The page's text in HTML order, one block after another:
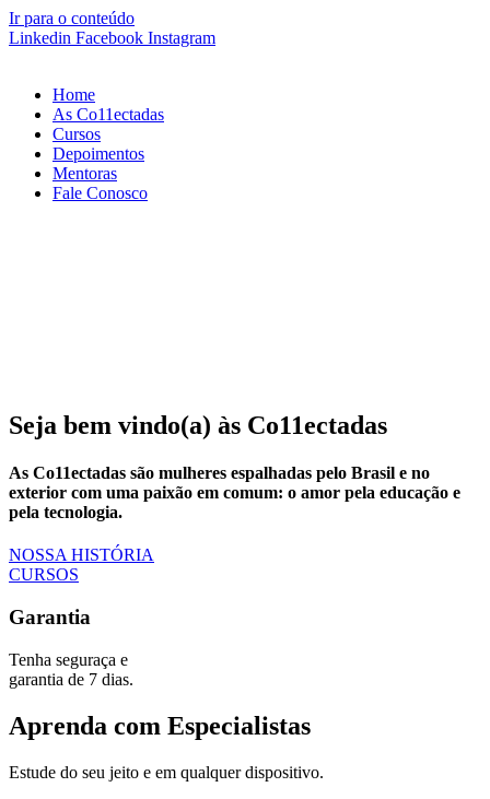
Ir para o conteúdo
Linkedin Facebook Instagram
Home
As Co11ectadas
Cursos
Depoimentos
Mentoras
Fale Conosco
Seja bem vindo(a) às Co11ectadas
As Co11ectadas são mulheres espalhadas pelo Brasil e no
exterior com uma paixão em comum: o amor pela educação e
pela tecnologia.
NOSSA HISTÓRIA
CURSOS
Garantia
Tenha seguraça e
garantia de 7 dias.
Aprenda com Especialistas
Estude do seu jeito e em qualquer dispositivo.